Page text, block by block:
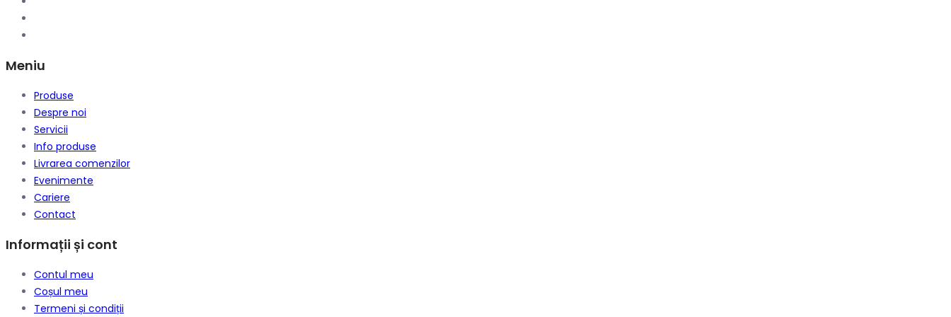
Meniu
Produse
Despre noi
Servicii
Info produse
Livrarea comenzilor
Evenimente
Cariere
Contact
Informații și cont
Contul meu
Coșul meu
Termeni și condiții